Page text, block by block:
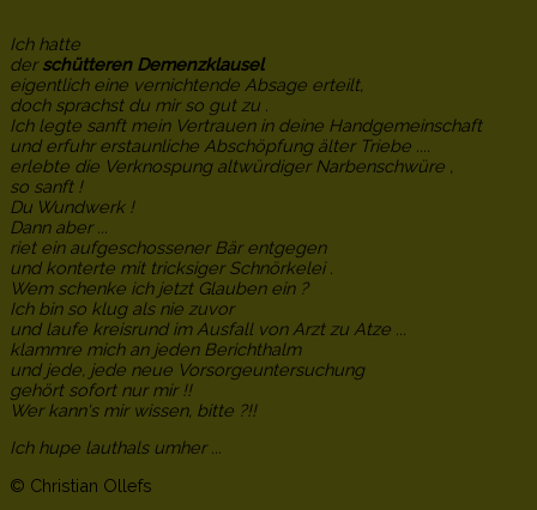
Ich hatte
derschütteren Demenzklausel
eigentlich eine vernichtende Absage erteilt,
doch sprachst du mir so gut zu .
Ich legte sanft mein Vertrauen in deine Handgemeinschaft
und erfuhr erstaunliche Abschöpfung älter Triebe ....
erlebte die Verknospung altwürdiger Narbenschwüre ,
so sanft !
Du Wundwerk !
Dann aber ...
riet ein aufgeschossener Bär entgegen
und konterte mit tricksiger Schnörkelei .
Wem schenke ich jetzt Glauben ein ?
Ich bin so klug als nie zuvor
und laufe kreisrund im Ausfall von Arzt zu Atze ...
klammre mich an jeden Berichthalm
und jede, jede neue Vorsorgeuntersuchung
gehört sofort nur mir !!
Wer kann's mir wissen, bitte ?!!
Ich hupe lauthals umher ...
© Christian Ollefs